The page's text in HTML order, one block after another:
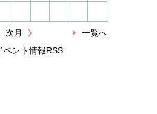
一覧へ
次月
ベント情報RSS